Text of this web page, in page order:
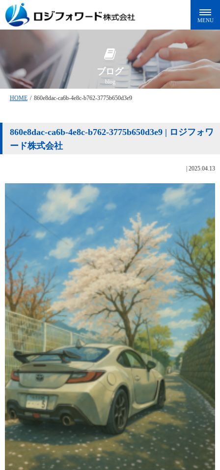
ブログ
blog
HOME / 860e8dac-ca6b-4e8c-b762-3775b650d3e9
860e8dac-ca6b-4e8c-b762-3775b650d3e9 | ロジフォワ
ード株式会社
2025.04.13